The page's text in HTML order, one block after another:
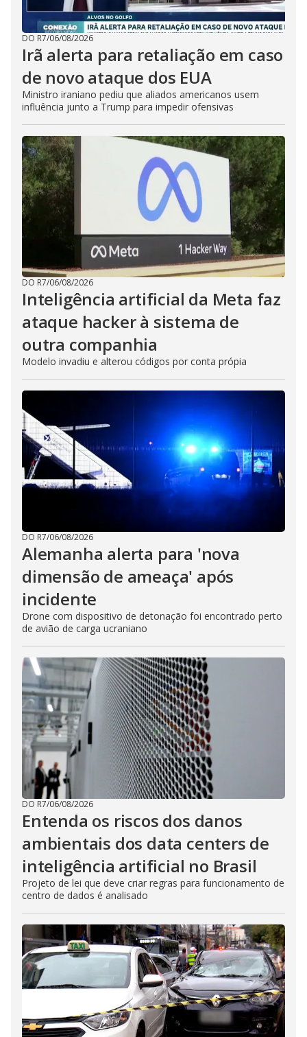
DO R7/06/08/2026
Irã alerta para retaliação em caso
de novo ataque dos EUA
Ministro iraniano pediu que aliados americanos usem
influência junto a Trump para impedir ofensivas
DO R7/06/08/2026
Inteligência artificial da Meta faz
ataque hacker à sistema de
outra companhia
Modelo invadiu e alterou códigos por conta própia
DO R7/06/08/2026
Alemanha alerta para 'nova
dimensão de ameaça' após
incidente
Drone com dispositivo de detonação foi encontrado perto
de avião de carga ucraniano
DO R7/06/08/2026
Entenda os riscos dos danos
ambientais dos data centers de
inteligência artificial no Brasil
Projeto de lei que deve criar regras para funcionamento de
centro de dados é analisado